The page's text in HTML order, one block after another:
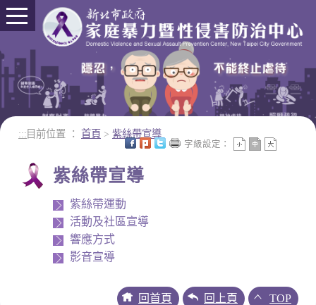
進入內容區塊
:::目前位置 ： 首頁 > 紫絲帶宣導
紫絲帶宣導
字級設定：
紫絲帶運動
活動及社區宣導
響應方式
影音宣導
回首頁 回上頁 TOP